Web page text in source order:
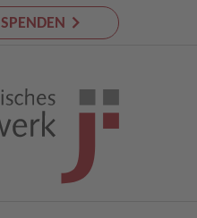
SPENDEN